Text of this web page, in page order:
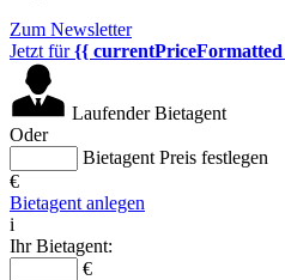
Zum Newsletter
Jetzt für{{
Laufender Bietagent
Oder
Bietagent Preis festlegen
€
Bietagent anlegen
i
Ihr Bietagent:
€